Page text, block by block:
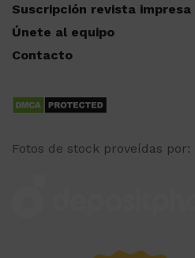
Suscripción revista impresa
Únete al equipo
Contacto
Fotos de stock proveídas por: